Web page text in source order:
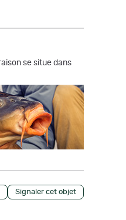
se situe dans
Signaler cet objet